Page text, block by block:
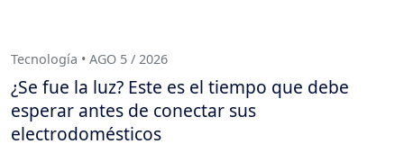
Tecnología • AGO 5 / 2026
¿Se fue la luz? Este es el tiempo que debe
esperar antes de conectar sus
electrodomésticos